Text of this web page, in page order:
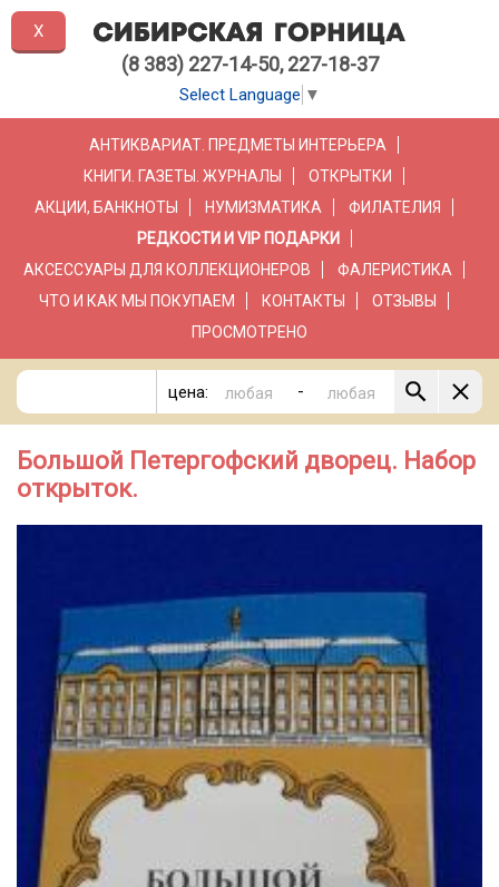
(8 383) 227-14-50, 227-18-37
Select Language ▼
АНТИКВАРИАТ. ПРЕДМЕТЫ ИНТЕРЬЕРА
КНИГИ. ГАЗЕТЫ. ЖУРНАЛЫ
ОТКРЫТКИ
АКЦИИ, БАНКНОТЫ
НУМИЗМАТИКА
ФИЛАТЕЛИЯ
РЕДКОСТИ И VIP ПОДАРКИ
АКСЕССУАРЫ ДЛЯ КОЛЛЕКЦИОНЕРОВ
ФАЛЕРИСТИКА
ЧТО И КАК МЫ ПОКУПАЕМ
КОНТАКТЫ
ОТЗЫВЫ
ПРОСМОТРЕНО
цена: -
Большой Петергофский дворец. Набор
открыток.
X